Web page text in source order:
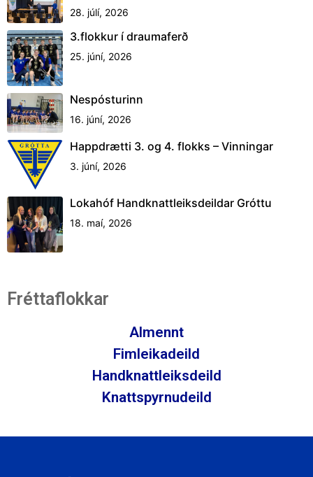
28. júlí, 2026
3.flokkur í draumaferð
25. júní, 2026
Nespósturinn
16. júní, 2026
Happdrætti 3. og 4. flokks – Vinningar
3. júní, 2026
Lokahóf Handknattleiksdeildar Gróttu
18. maí, 2026
Fréttaflokkar
Almennt
Fimleikadeild
Handknattleiksdeild
Knattspyrnudeild